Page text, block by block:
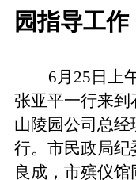
园指导工作
6月 25 日 上
张亚平一行来到
山陵园公司总
行。市民政局
良成，市殡仪馆